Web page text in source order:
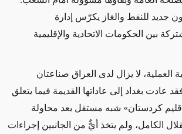
جديد للنفط والغاز يكرّس إدارة
بين الحكومات الاتحادية والإقليمية
العملية، لا يزال لدى العراق صناعتان
عادت بغداد إلى عاداتها القديمة فيما يتعلق
كردستان» شبه مستقل بعد محاولة
الكامل، ولم يتخذ أيٌّ من الجانبين إجراءات